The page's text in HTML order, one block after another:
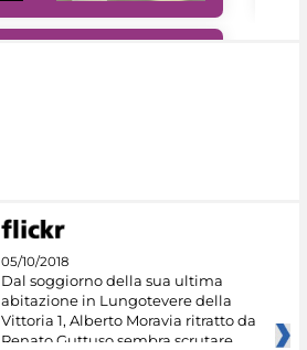
05/10/2018
Dal soggiorno della sua ultima
abitazione in Lungotevere della
Vittoria 1, Alberto Moravia ritratto da
Renato Guttuso sembra scrutare